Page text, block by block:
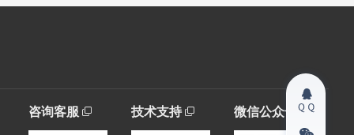
咨询客服 技术支持 微信公众号